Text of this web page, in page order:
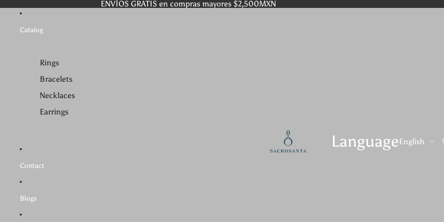
ENVÍOS GRATIS en compras mayores $2,500MXN
Catalog
Rings
Bracelets
Necklaces
Earrings
Contact
Blogs
Language